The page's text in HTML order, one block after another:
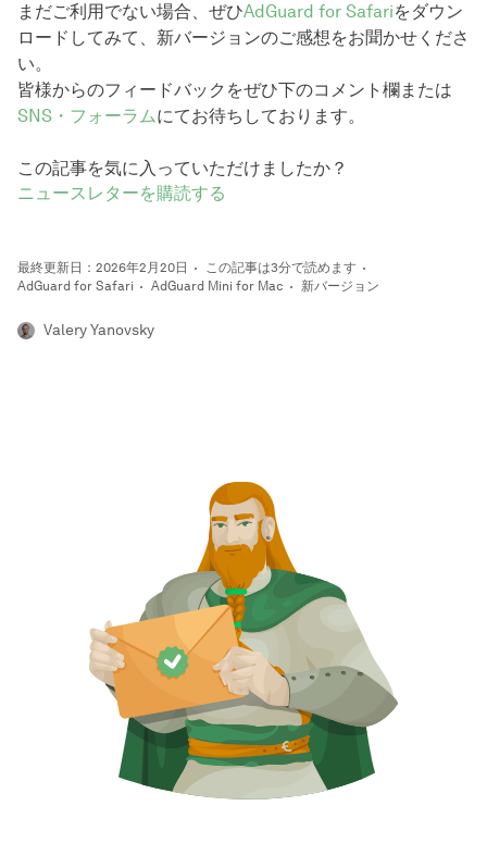
まだご利用でない場合、ぜひAdGuard for Safariをダウン
ロードしてみて、新バージョンのご感想をお聞かせくださ
い。
皆様からのフィードバックをぜひ下のコメント欄または
SNS・フォーラムにてお待ちしております。
この記事を気に入っていただけましたか？
ニュースレターを購読する
最終更新日：2026年2月20日
この記事は3分で読めます
AdGuard for Safari
AdGuard Mini for Mac 新バージョン
Valery Yanovsky